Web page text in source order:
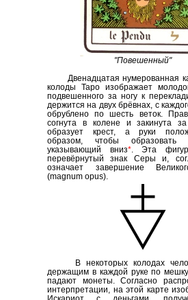
"Повешенный"
Двенадцатая нумерованная
колоды Таро изображает
подвешенного за ногу к
держится на двух брёвнах, с
обрублено по шесть веток.
согнута в колене и закинута
образует крест, а руки
образом, чтобы образовать
указывающий вниз*. Эта
перевёрнутый знак Серы и,
означает завершение
(magnum opus).
В некоторых колодах
держащим в каждой руке по
падают монеты. Согласно
интерпретации, на этой карте